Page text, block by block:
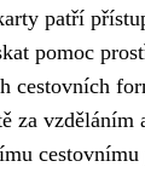
patří
pomoc
cestovních
za
cestovnímu